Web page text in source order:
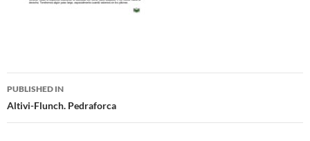
Post
navigation
PUBLISHED IN
Altivi-Flunch. Pedraforca